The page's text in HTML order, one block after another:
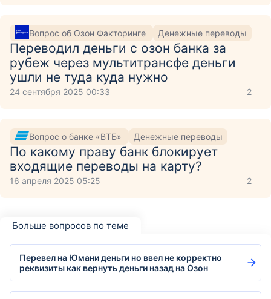
Вопрос об Озон Факторинге Денежные переводы
Переводил деньги с озон банка за
рубеж через мультитрансфе деньги
ушли не туда куда нужно
24 сентября 2025 00:33 2
Вопрос о банке «ВТБ» Денежные переводы
По какому праву банк блокирует
входящие переводы на карту?
16 апреля 2025 05:25 2
Больше вопросов по теме
Перевел на Юмани деньги но ввел не корректно
реквизиты как вернуть деньги назад на Озон